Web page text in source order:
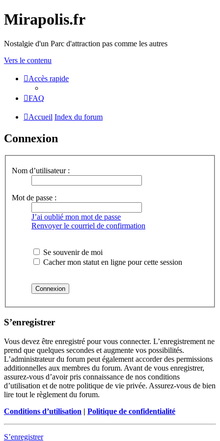
Mirapolis.fr
Nostalgie d'un Parc d'attraction pas comme les autres
Vers le contenu
Accès rapide
FAQ
Accueil Index du forum
Connexion
Nom d’utilisateur :
Mot de passe :
J’ai oublié mon mot de passe
Renvoyer le courriel de confirmation
Se souvenir de moi
Cacher mon statut en ligne pour cette session
S’enregistrer
Vous devez être enregistré pour vous connecter. L’enregistrement ne
prend que quelques secondes et augmente vos possibilités.
L’administrateur du forum peut également accorder des permissions
additionnelles aux membres du forum. Avant de vous enregistrer,
assurez-vous d’avoir pris connaissance de nos conditions
d’utilisation et de notre politique de vie privée. Assurez-vous de bien
lire tout le règlement du forum.
Conditions d’utilisation | Politique de confidentialité
S’enregistrer